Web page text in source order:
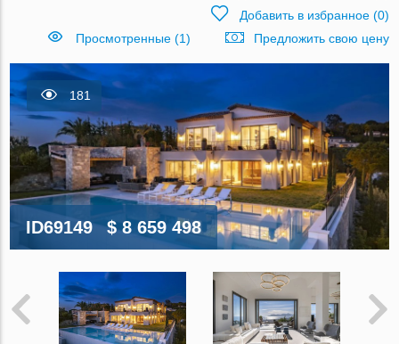
Добавить в избранное(0)
Просмотренные (1)
Предложить свою цену
181
ID69149 $ 8 659 498